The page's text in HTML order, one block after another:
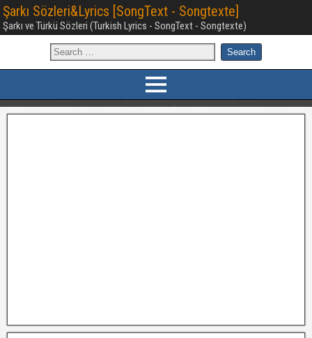
Şarkı Sözleri&Lyrics [SongText - Songtexte]
Şarkı ve Türkü Sözleri (Turkish Lyrics - SongText - Songtexte)